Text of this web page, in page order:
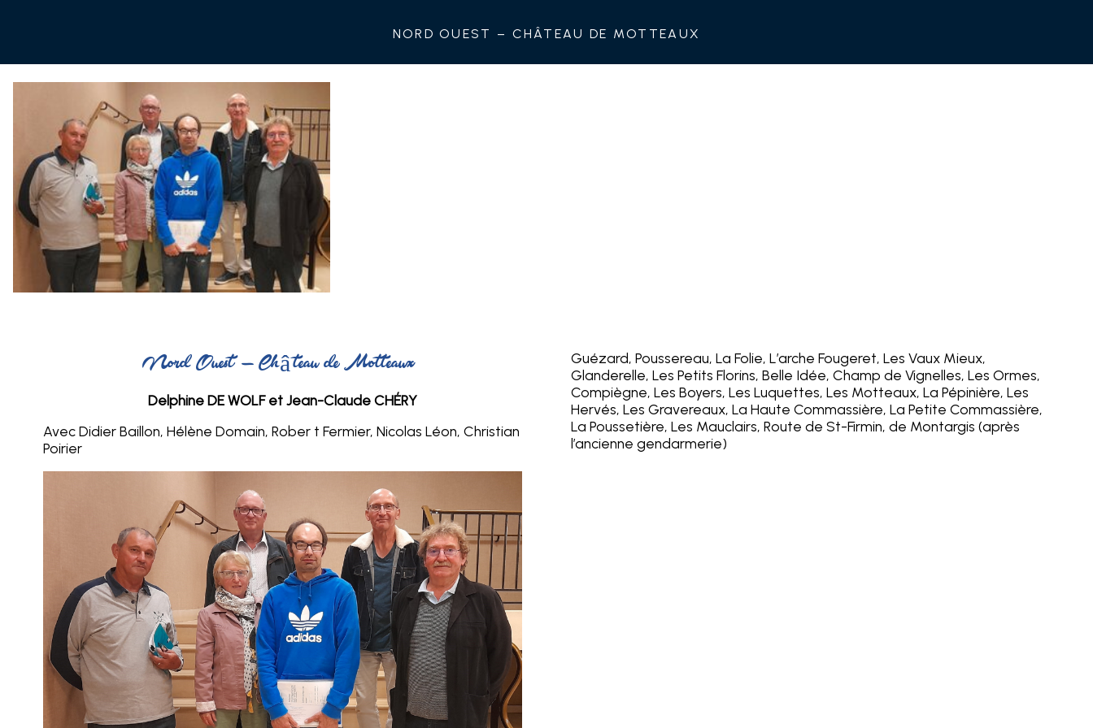
Nord Ouest – Château de Motteaux
Nord Ouest – Château de Motteaux
Delphine DE WOLF et Jean-Claude CHÉRY
Avec Didier Baillon, Hélène Domain, Rober t Fermier, Nicolas Léon, Christian
Poirier
Guézard, Poussereau, La Folie, L’arche Fougeret, Les Vaux Mieux,
Glanderelle, Les Petits Florins, Belle Idée, Champ de Vignelles, Les Ormes,
Compiègne, Les Boyers, Les Luquettes, Les Motteaux, La Pépinière, Les
Hervés, Les Gravereaux, La Haute Commassière, La Petite Commassière,
La Poussetière, Les Mauclairs, Route de St-Firmin, de Montargis (après
l’ancienne gendarmerie)